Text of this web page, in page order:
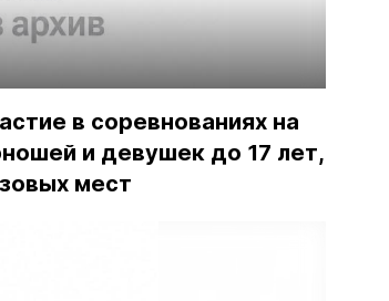
в соревнованиях на
и девушек до 17 лет,
мест